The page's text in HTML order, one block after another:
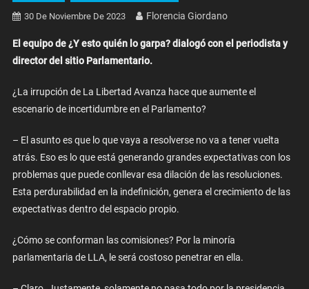
30 De Noviembre De 2023 Florencia Giordano
El equipo de ¿Y esto quién lo garpa? dialogó con el periodista y
director del sitio Parlamentario.
¿La irrupción de La Libertad Avanza hace que aumente el
escenario de incertidumbre en el Parlamento?
– El asunto es que lo que vaya a resolverse no va a tener vuelta
atrás. Eso es lo que está generando grandes expectativas con los
problemas que puede conllevar esa dilación de las resoluciones.
Esta perdurabilidad en la indefinición, genera el crecimiento de las
expectativas dentro del espacio propio.
¿Cómo se conforman las comisiones? Por la minoría
parlamentaria de LLA, le será costoso penetrar en ella.